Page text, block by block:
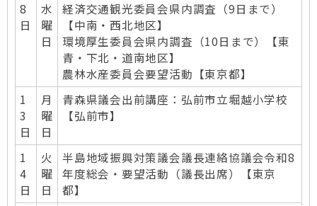
8
日
水
曜
日
経済交通観光委員会県内調査（9日まで）
【中南・西北地区】
環境厚生委員会県内調査（10日まで）【東
青・下北・道南地区】
農林水産委員会要望活動【東京都】
1
3
日
月
曜
日
青森県議会出前講座：弘前市立堀越小学校
【弘前市】
1
4
日
火
曜
日
半島地域振興対策議会議長連絡協議会令和8
年度総会・要望活動（議長出席）【東京
都】